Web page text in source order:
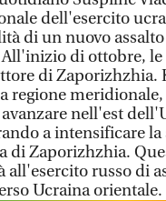
dell'esercito
di un nuovo
di ottobre, le
di Zaporizhzhia.
regione
nell'est
a intensificare
di Zaporizhzhia.
all'esercito russo di
Ucraina orientale.